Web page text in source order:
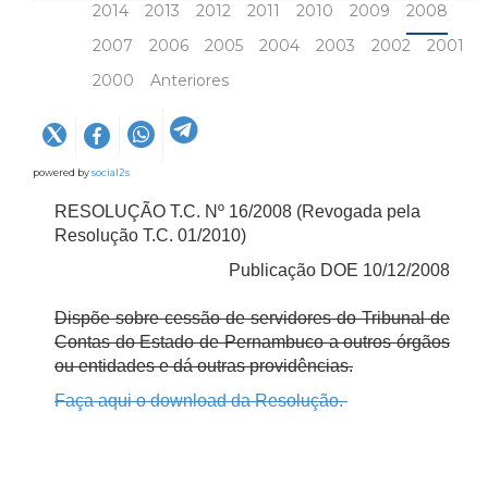
2014
2013 2012 2011 2010 2009
2008
2007
2006 2005 2004 2003 2002
2001
2000
Anteriores
powered bysocial2s
RESOLUÇÃO T.C. Nº 16/2008 (Revogada pela
Resolução T.C. 01/2010)
Publicação DOE 10/12/2008
Dispõe sobre cessão de servidores do Tribunal de
Contas do Estado de Pernambuco a outros órgãos
ou entidades e dá outras providências.
Faça aqui o download da Resolução.